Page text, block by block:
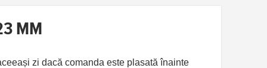
MM
zi dacă comanda este plasată înainte